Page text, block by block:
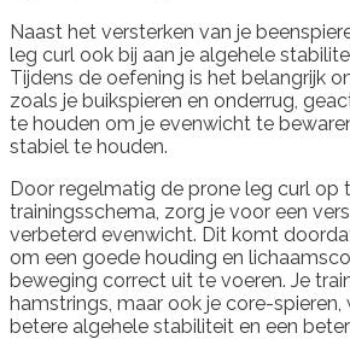
Naast het versterken van je
leg curl ook bij aan je algehele
Tijdens de oefening is het belangrijk
zoals je buikspieren en onderrug,
te houden om je evenwicht te
stabiel te houden.
Door regelmatig de prone leg curl op
trainingsschema, zorg je voor een
verbeterd evenwicht. Dit komt
om een goede houding en
beweging correct uit te voeren. Je
hamstrings, maar ook je core-spieren,
betere algehele stabiliteit en een